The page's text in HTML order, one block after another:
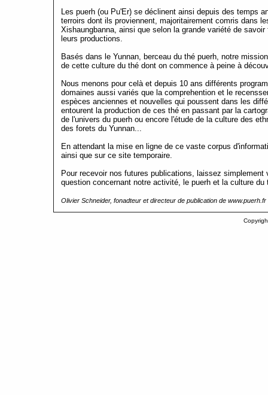
Les puerh (ou Pu'Er) se déclinent ainsi depuis des temps
terroirs dont ils proviennent, majoritairement comris dans
Xishaungbanna, ainsi que selon la grande variété de
leurs productions.
Basés dans le Yunnan, berceau du thé puerh, notre
de cette culture du thé dont on commence à peine à
Nous menons pour celà et depuis 10 ans différents
domaines aussi variés que la comprehention et le
espèces anciennes et nouvelles qui poussent dans les
entourent la production de ces thé en passant par la
de l'univers du puerh ou encore l'étude de la culture des
des forets du Yunnan...
En attendant la mise en ligne de ce vaste corpus
ainsi que sur ce site temporaire.
Pour recevoir nos futures publications, laissez
question concernant notre activité, le puerh et la culture
Olivier Schneider, fonadteur et directeur de publication de www.puerh.fr